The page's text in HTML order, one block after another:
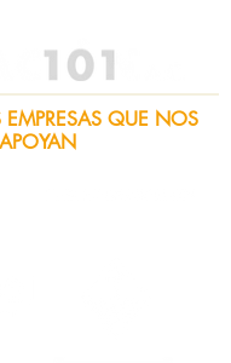
QUE NOS
APOYAN